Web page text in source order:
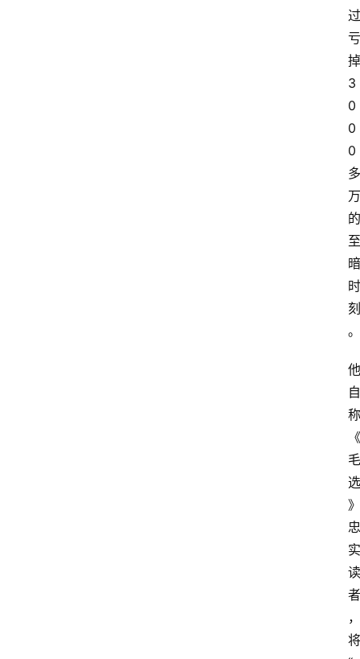
过
亏
掉
3
0
0
0
多
万
的
至
暗
时
刻
。
他
自
称
《
毛
选
》
忠
实
读
者
，
将